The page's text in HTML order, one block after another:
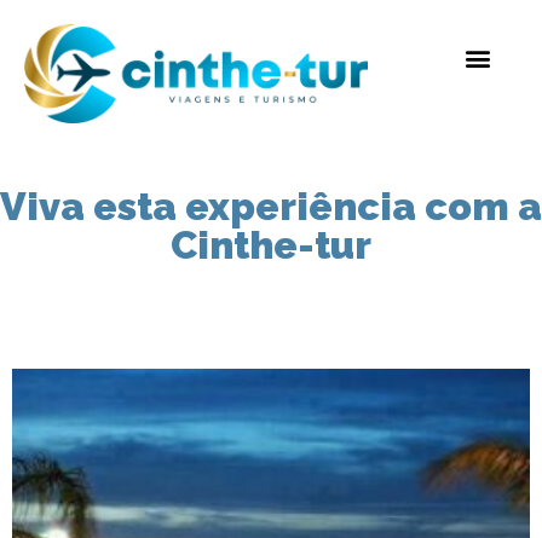
Viva esta experiência com a
Cinthe-tur